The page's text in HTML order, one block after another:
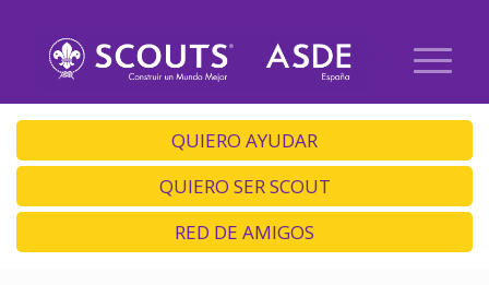
QUIERO AYUDAR
QUIERO SER SCOUT
RED DE AMIGOS